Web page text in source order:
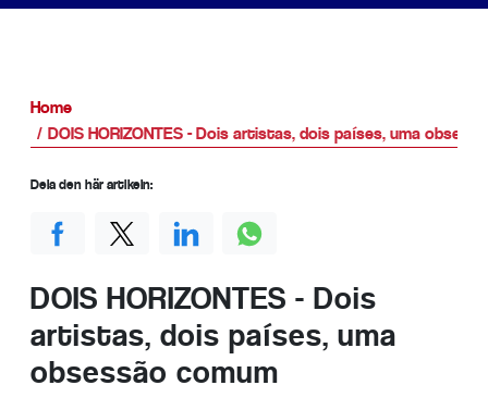
Home
DOIS HORIZONTES - Dois artistas, dois países, uma
DOIS HORIZONTES - Dois
artistas, dois países, uma
obsessão comum
Dela den här artikeln: